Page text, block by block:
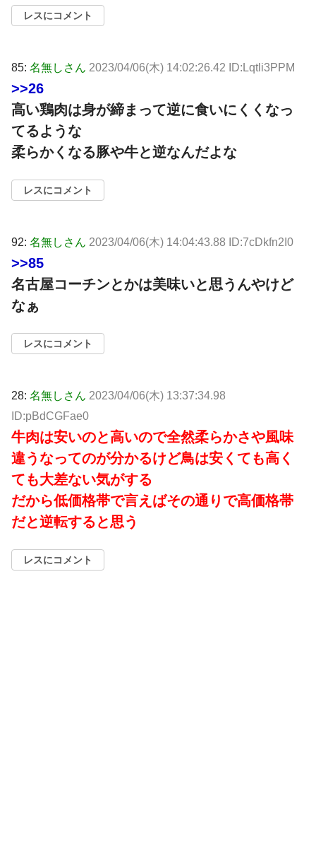
レスにコメント
85: 名無しさん 2023/04/06(木) 14:02:26.42 ID:Lqtli3PPM
>>26
高い鶏肉は身が締まって逆に食いにくくなっ
てるような
柔らかくなる豚や牛と逆なんだよな
レスにコメント
92: 名無しさん 2023/04/06(木) 14:04:43.88 ID:7cDkfn2I0
>>85
名古屋コーチンとかは美味いと思うんやけど
なぁ
レスにコメント
28: 名無しさん 2023/04/06(木) 13:37:34.98
ID:pBdCGFae0
牛肉は安いのと高いので全然柔らかさや風味
違うなってのが分かるけど鳥は安くても高く
ても大差ない気がする
だから低価格帯で言えばその通りで高価格帯
だと逆転すると思う
レスにコメント